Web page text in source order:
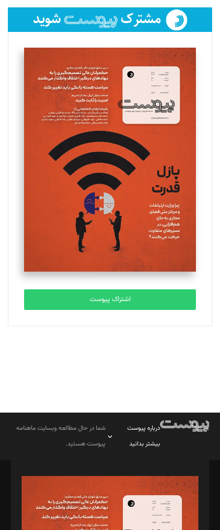
فائزه فتحی رستمی
تحریریه
سروش کرمیان
تحریریه
مینا پاکدل
یسنا امان‌پور
تحریریه
ملینا جعفری
تحریریه
مصطفی مسجدی آرانی
تحریریه
بابک نقاش
تحریریه
اشتراک پیوست
درباره پیوست
بیشتر بدانید
شما در حال مطالعه وبسایت ماهنامه
پیوست هستید.
مدیر مسئول: محمدباقر اثنی‌عشری
سردبیر: مهرک محمودی
دبیر تحریریه: میثم قاسمی
د‌بیر ناداستان: سمانه سمیع